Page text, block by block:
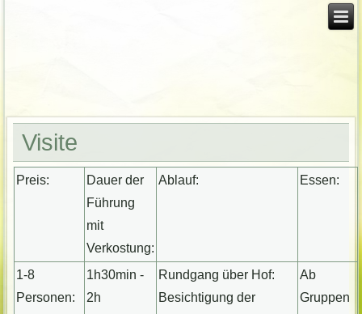
Visite
Preis:
Dauer der
Führung
mit
Verkostung:
Ablauf: Essen:
1-8
Personen:
1h30min -
2h
Rundgang über Hof:
Besichtigung der
Ab
Gruppen